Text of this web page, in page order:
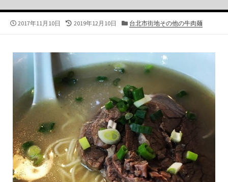
公
2017年11月10日
最
新
2019年12月10日
カ
リ
ー
台北市街地その他の牛肉麺